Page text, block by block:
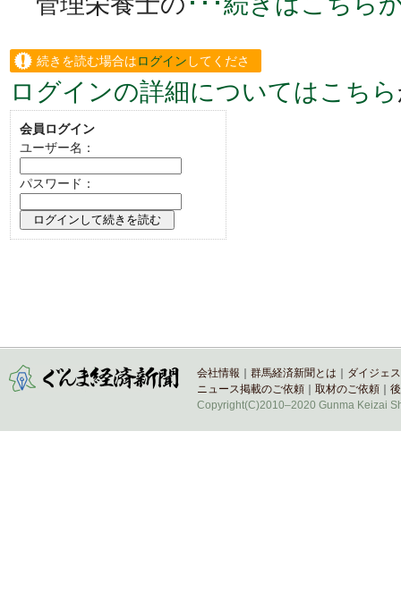
続きを読む場合はログイン してくださ
い。
ログインの詳細についてはこちら
会員ログイン
ユーザー名：
パスワード：
会社情報 群馬経済新聞とは
ダイジェ
ニュース掲載のご依頼
取材のご依頼
Copyright(C)2010–2020 Gunma Keizai